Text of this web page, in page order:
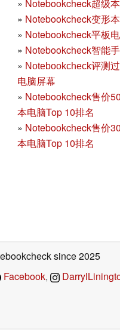
» Notebookcheck超级
» Notebookcheck变形
» Notebookcheck平板
» Notebookcheck智能
» Notebookcheck评测
电脑屏幕
» Notebookcheck售价
本电脑Top 10排名
» Notebookcheck售价
本电脑Top 10排名
since 2025
Facebook,